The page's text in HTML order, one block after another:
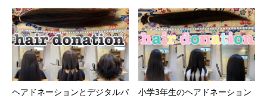
ヘアドネーションとデジタルパ
小学3年生のヘアドネーション